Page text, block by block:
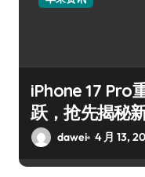
iPhone 17 Pro
跃，抢先揭秘
dawei 4 月 13,